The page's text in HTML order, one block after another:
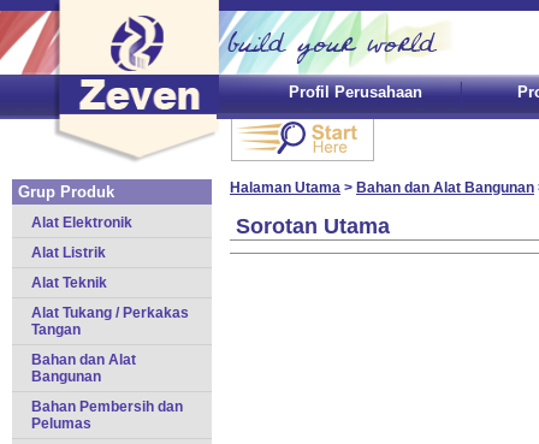
Profil Perusahaan
Grup Produk
Alat Elektronik
Alat Listrik
Alat Teknik
Alat Tukang / Perkakas
Tangan
Bahan dan Alat
Bangunan
Bahan Pembersih dan
Pelumas
Halaman Utama > Bahan dan Alat Bangunan
Sorotan Utama